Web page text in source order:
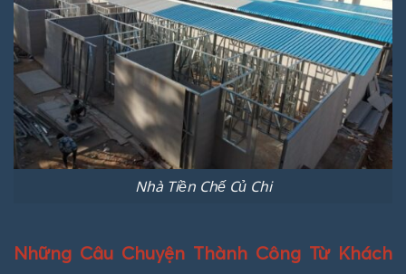
Nhà Tiền Chế Củ Chi
Những Câu Chuyện Thành Công Từ Khách